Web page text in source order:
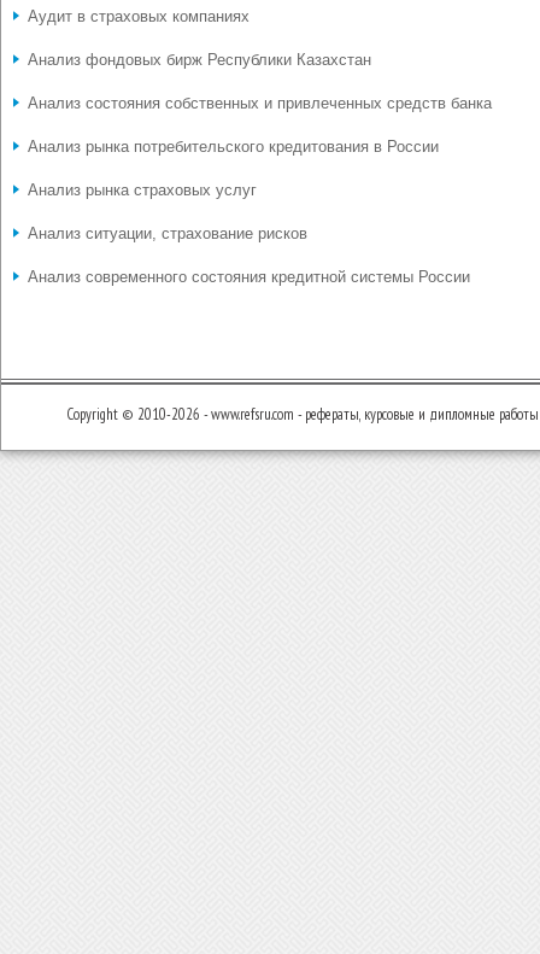
Аудит в страховых компаниях
Анализ фондовых бирж Республики Казахстан
Анализ состояния собственных и привлеченных средств банка
Анализ рынка потребительского кредитования в России
Анализ рынка страховых услуг
Анализ ситуации, страхование рисков
Анализ современного состояния кредитной системы России
Copyright © 2010-2026 - www.refsru.com - рефераты, курсовые и дипломные работы